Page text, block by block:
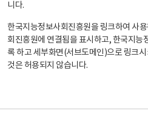
니다.
한국지능정보사회진흥원을 링크하여 사
회진흥원에 연결됨을 표시하고, 한국지능
록 하고 세부화면(서브도메인)으로 링크
것은 허용되지 않습니다.